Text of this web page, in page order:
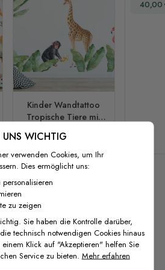
Kinder Wandtattoo
Tropische Tiere mit
Sonderpreis
46,00 € Regulärer Preis
61,00 €
40,00
UNS WICHTIG
verwenden Cookies, um Ihr
Dies ermöglicht uns:
zu zeigen
Sie haben die Kontrolle darüber,
technisch notwendigen Cookies hinaus
Klick auf "Akzeptieren" helfen Sie
Service zu bieten. Mehr erfahren